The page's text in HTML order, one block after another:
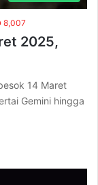
8,007
2025,
14 Maret
Gemini hingga